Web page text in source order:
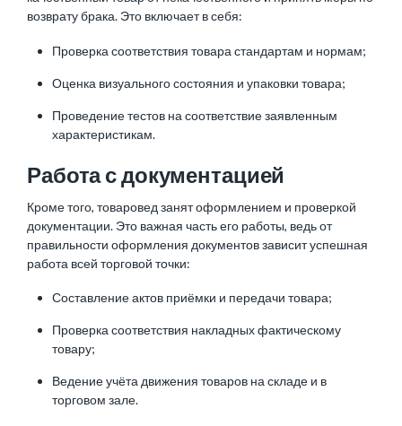
возврату брака. Это включает в себя:
Проверка соответствия товара стандартам и нормам;
Оценка визуального состояния и упаковки товара;
Проведение тестов на соответствие заявленным
характеристикам.
Работа с документацией
Кроме того, товаровед занят оформлением и проверкой
документации. Это важная часть его работы, ведь от
правильности оформления документов зависит успешная
работа всей торговой точки:
Составление актов приёмки и передачи товара;
Проверка соответствия накладных фактическому
товару;
Ведение учёта движения товаров на складе и в
торговом зале.